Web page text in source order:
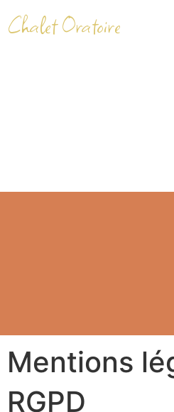
Chalet Oratoire
Mentions
RGPD